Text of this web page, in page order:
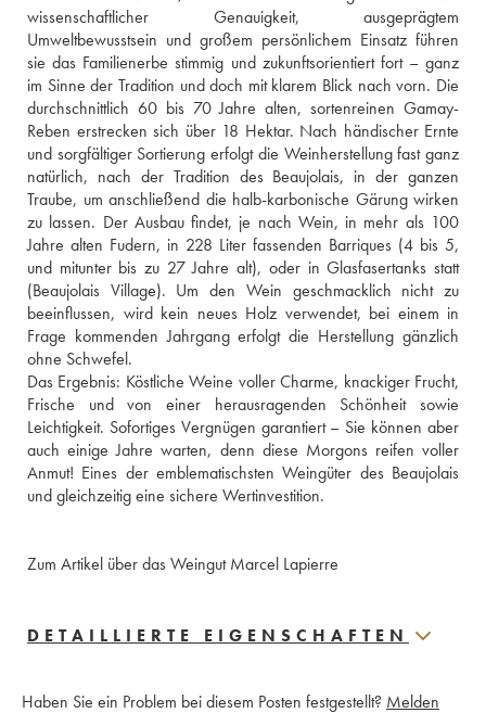
wissenschaftlicher Genauigkeit, ausgeprägtem
Umweltbewusstsein und großem persönlichem Einsatz führen
sie das Familienerbe stimmig und zukunftsorientiert fort – ganz
im Sinne der Tradition und doch mit klarem Blick nach vorn. Die
durchschnittlich 60 bis 70 Jahre alten, sortenreinen Gamay-
Reben erstrecken sich über 18 Hektar. Nach händischer Ernte
und sorgfältiger Sortierung erfolgt die Weinherstellung fast ganz
natürlich, nach der Tradition des Beaujolais, in der ganzen
Traube, um anschließend die halb-karbonische Gärung wirken
zu lassen. Der Ausbau findet, je nach Wein, in mehr als 100
Jahre alten Fudern, in 228 Liter fassenden Barriques (4 bis 5,
und mitunter bis zu 27 Jahre alt), oder in Glasfasertanks statt
(Beaujolais Village). Um den Wein geschmacklich nicht zu
beeinflussen, wird kein neues Holz verwendet, bei einem in
Frage kommenden Jahrgang erfolgt die Herstellung gänzlich
ohne Schwefel.
Das Ergebnis: Köstliche Weine voller Charme, knackiger Frucht,
Frische und von einer herausragenden Schönheit sowie
Leichtigkeit. Sofortiges Vergnügen garantiert – Sie können aber
auch einige Jahre warten, denn diese Morgons reifen voller
Anmut! Eines der emblematischsten Weingüter des Beaujolais
Zum Artikel über das Weingut Marcel Lapierre
DETAILLIERTE EIGENSCHAFTEN
Haben Sie ein Problem bei diesem Posten festgestellt? Melden